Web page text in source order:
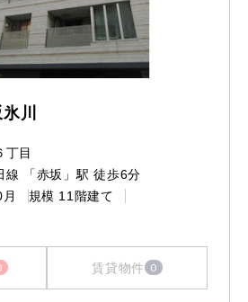
川
丁目
線 「赤坂」駅 徒歩6分
規模 11階建て
賃貸物件 0